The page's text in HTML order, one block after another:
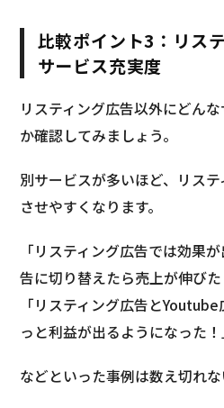
比較ポイント3：リス
サービス充実度
リスティング広告以外にどん
か確認してみましょう。
別サービスが多いほど、リス
させやすくなります。
「リスティング広告では効果
告に切り替えたら売上が伸びた
「リスティング広告と
っと利益が出るようになった！
などといった事例は数え切れな